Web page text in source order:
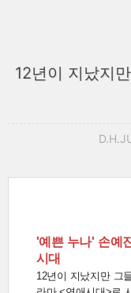
12년이 지났지
'예쁜 누나' 손예
시대
12년이 지났지만 그